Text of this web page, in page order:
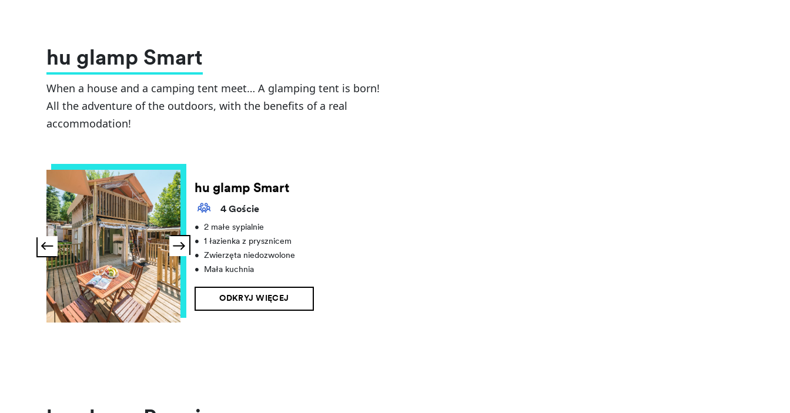
hu glamp Smart
When a house and a camping tent meet… A glamping tent is born!
All the adventure of the outdoors, with the benefits of a real
accommodation!
hu glamp Smart
4 Goście
•
2 małe sypialnie
•
1 łazienka z prysznicem
•
Zwierzęta niedozwolone
•
Mała kuchnia
ODKRYJ WIĘCEJ